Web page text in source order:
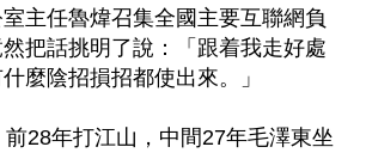
主任魯煒召集全國主要互聯網負
把話挑明了說：「跟着我走好處
麼陰招損招都使出來。」
28年打江山，中間27年毛澤東坐